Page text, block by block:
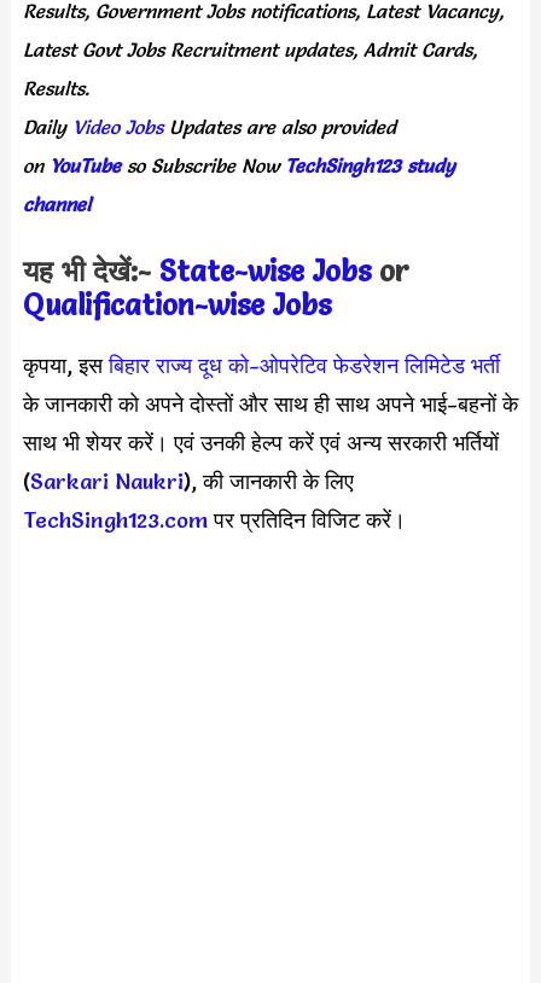
Results, Government Jobs notifications, Latest Vacancy,
Latest Govt Jobs Recruitment updates, Admit Cards,
Results.
Daily Video JobsUpdates are also provided
on YouTubeso Subscribe Now TechSingh123 study
channel
यह भी देखें:- State-wise Jobs or
Qualification-wise Jobs
कृपया, इस बिहार राज्य दूध को-ओपरेटिव फेडरेशन लिमिटेड भर्ती
के जानकारी को अपने दोस्तों और साथ ही साथ अपने भाई-बहनों के
साथ भी शेयर करें। एवं उनकी हेल्प करें एवं अन्य सरकारी भर्तियों
(Sarkari Naukri), की जानकारी के लिए
TechSingh123.comपर प्रतिदिन विजिट करें।